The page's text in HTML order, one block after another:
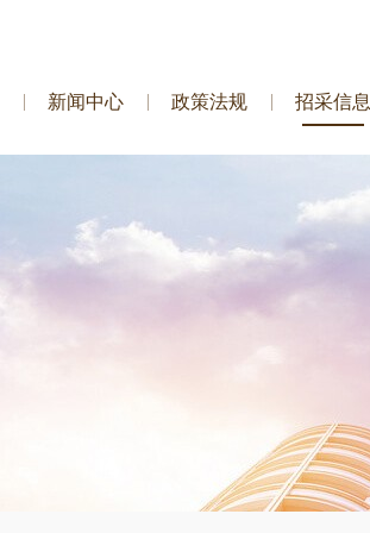
新闻中心 政策法规 招采信息